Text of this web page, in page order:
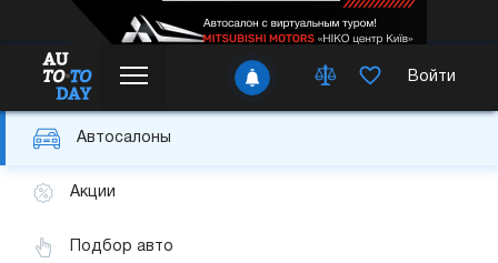
Войти
Автосалоны
Акции
Подбор авто